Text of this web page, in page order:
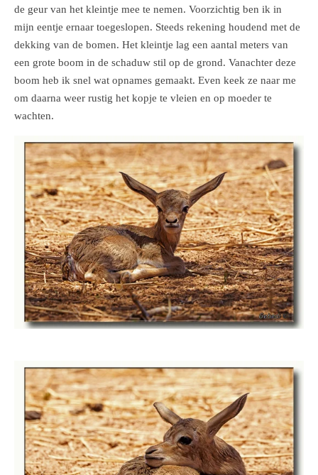
de geur van het kleintje mee te nemen. Voorzichtig ben ik in
mijn eentje ernaar toegeslopen. Steeds rekening houdend met de
dekking van de bomen. Het kleintje lag een aantal meters van
een grote boom in de schaduw stil op de grond. Vanachter deze
boom heb ik snel wat opnames gemaakt. Even keek ze naar me
om daarna weer rustig het kopje te vleien en op moeder te
wachten.